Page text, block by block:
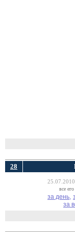
28
все
за день,
за